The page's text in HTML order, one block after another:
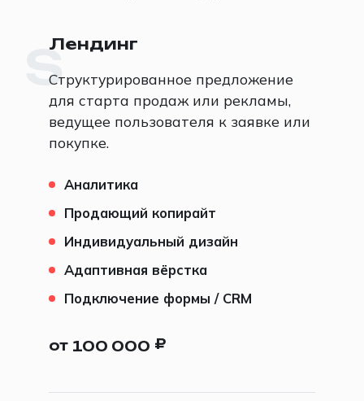
S
Лендинг
Структурированное предложение
для старта продаж или рекламы,
ведущее пользователя к заявке или
покупке.
Аналитика
Продающий копирайт
Индивидуальный дизайн
Адаптивная вёрстка
Подключение формы / CRM
от 100 000 ₽